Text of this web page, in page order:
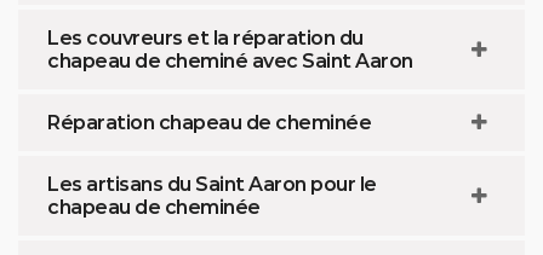
Les couvreurs et la réparation du
chapeau de cheminé avec Saint Aaron
Réparation chapeau de cheminée
Les artisans du Saint Aaron pour le
chapeau de cheminée